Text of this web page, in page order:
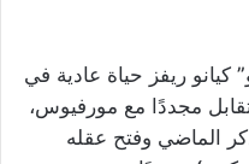
ريفز حياة عادية في
مجددًا مع مورفيوس،
الماضي وفتح عقله